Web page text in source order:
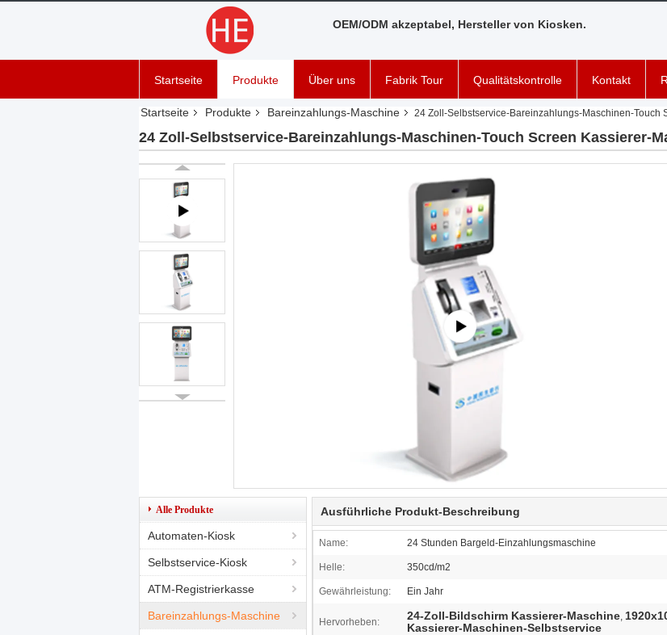
OEM/ODM akzeptabel, Hersteller von Kiosken.
Startseite Produkte Über uns Fabrik Tour Qualitätskontrolle Kontakt
Startseite Produkte Bareinzahlungs-Maschine 24 Zoll-Selbstservice-Bareinzahlungs-Maschinen-Touch
24 Zoll-Selbstservice-Bareinzahlungs-Maschinen-Touch Screen Kassierer-
Alle Produkte
Automaten-Kiosk
Selbstservice-Kiosk
ATM-Registrierkasse
Bareinzahlungs-Maschine
Ausführliche Produkt-Beschreibung
Name: 24 Stunden Bargeld-Einzahlungsmaschine
Helle: 350cd/m2
Gewährleistung: Ein Jahr
Hervorheben: 24-Zoll-Bildschirm Kassierer-Maschine,
Kassierer-Maschinen-Selbstservice